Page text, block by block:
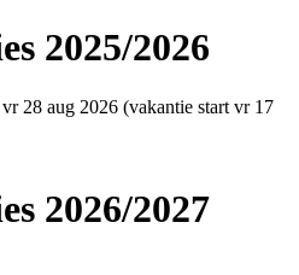
2025/2026
28 aug 2026 (vakantie start vr 17
2026/2027